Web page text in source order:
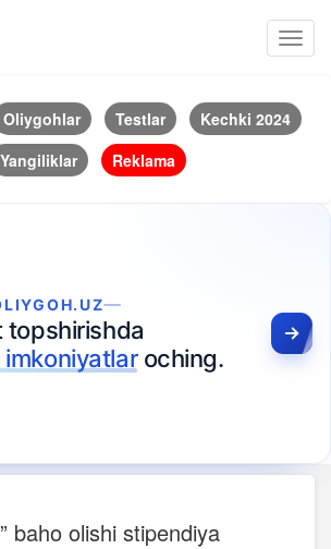
Oliygohlar Testlar
Kechki 2024
Yangiliklar
Reklama
topshirishda
oching.
baho olishi stipendiya